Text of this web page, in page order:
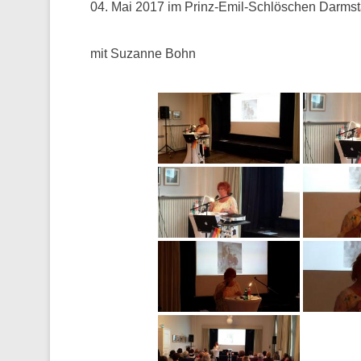
04. Mai 2017 im Prinz-Emil-Schlöschen
mit Suzanne Bohn